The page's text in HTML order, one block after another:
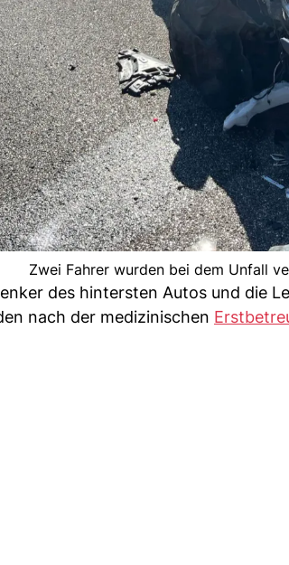
Zwei Fahrer wurden bei dem Unfall
des hintersten Autos und die
nach der medizinischen